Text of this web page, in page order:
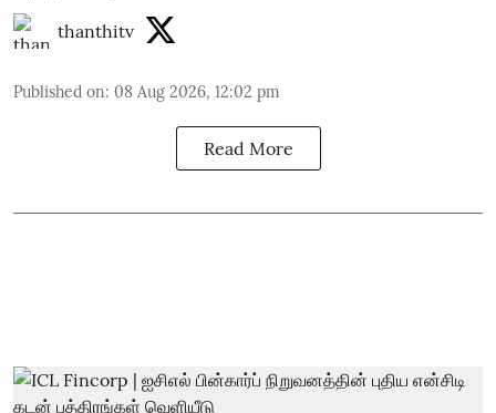
thanthitv
Published on: 08 Aug 2026, 12:02 pm
Read More